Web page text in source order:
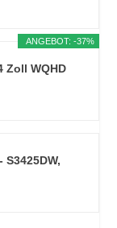
ANGEBOT: -37%
Zoll WQHD